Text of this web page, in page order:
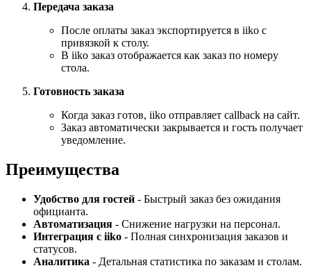
Передача заказа
После оплаты заказ экспортируется в iiko с
привязкой к столу.
В iiko заказ отображается как заказ по номеру
стола.
Готовность заказа
Когда заказ готов, iiko отправляет callback на сайт.
Заказ автоматически закрывается и гость получает
уведомление.
Преимущества
Удобство для гостей - Быстрый заказ без ожидания
официанта.
Автоматизация - Снижение нагрузки на персонал.
Интеграция с iiko - Полная синхронизация заказов и
статусов.
Аналитика - Детальная статистика по заказам и столам.